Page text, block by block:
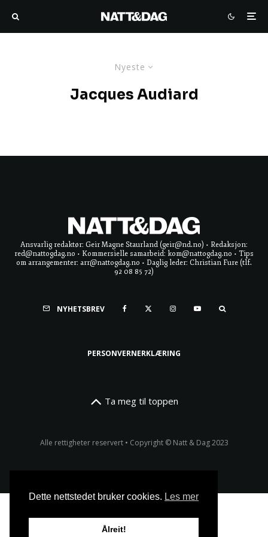
Nyeste
Jacques Audiard
Ansvarlig redaktør: Geir Magne Staurland (geir@nd.no) • Redaksjon:
red@nattogdag.no • Kommersielle samarbeid: kom@nattogdag.no • Tips
om arrangementer: arr@nattogdag.no • Daglig leder: Christian Fure (tlf.
92 08 85 72)
NYHETSBREV
PERSONVERNERKLÆRING
Ta meg til toppen
Alle rettigheter reservert • Copyright © Natt & Dag 2023
Dette nettstedet bruker cookies. Les mer
Ålreit!